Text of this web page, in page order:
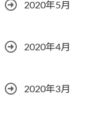
2020年5月
2020年4月
2020年3月